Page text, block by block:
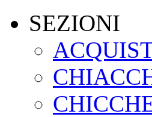
SEZIONI